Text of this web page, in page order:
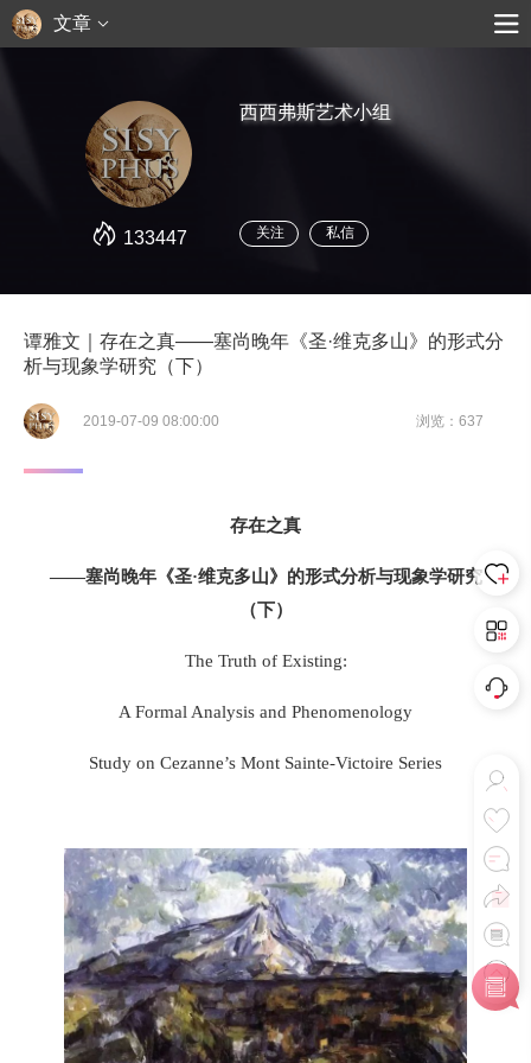
文章
133447
西西弗斯艺术小组
关注 私信
谭雅文｜存在之真——塞尚晚年《圣·维克多山》的形式分
析与现象学研究（下）
2019-07-09 08:00:00 浏览：637
存在之真
——塞尚晚年《圣·维克多山》 的形式分析与现象学研究
（下）
The Truth of Existing:
A Formal Analysis and Phenomenology
Study on Cezanne’s Mont Sainte-Victoire Series